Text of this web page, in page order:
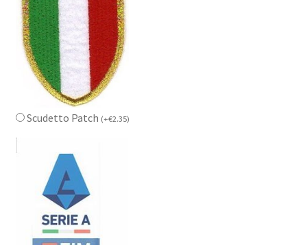
Scudetto Patch (+€2.35)